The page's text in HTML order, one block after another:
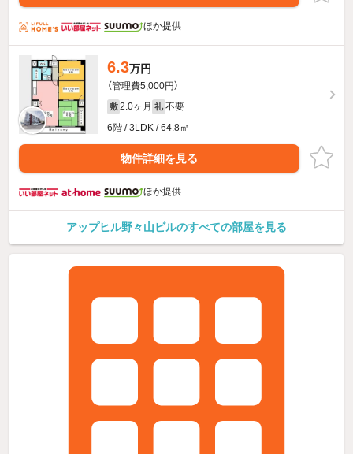
ほか提供
6.3万円
（管理費5,000円）
敷 2.0ヶ月 礼 不要
6階 / 3LDK / 64.8㎡
物件詳細を見る
ほか提供
アップヒル野々山ビルのすべての部屋を見る